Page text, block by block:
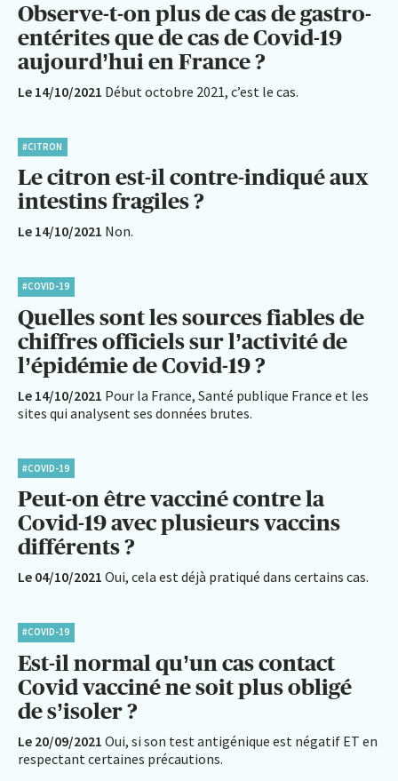
Observe-t-on plus de cas de gastro-
entérites que de cas de Covid-19
aujourd’hui en France ?
Le 14/10/2021 Début octobre 2021, c’est le cas.
#CITRON
Le citron est-il contre-indiqué aux
intestins fragiles ?
Le 14/10/2021 Non.
#COVID-19
Quelles sont les sources fiables de
chiffres officiels sur l’activité de
l’épidémie de Covid-19 ?
Le 14/10/2021 Pour la France, Santé publique France et les
sites qui analysent ses données brutes.
#COVID-19
Peut-on être vacciné contre la
Covid-19 avec plusieurs vaccins
différents ?
Le 04/10/2021 Oui, cela est déjà pratiqué dans certains cas.
#COVID-19
Est-il normal qu’un cas contact
Covid vacciné ne soit plus obligé
de s’isoler ?
Le 20/09/2021 Oui, si son test antigénique est négatif ET en
respectant certaines précautions.